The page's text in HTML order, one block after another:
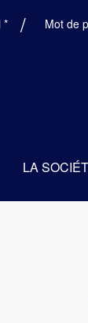
*ObligatoireMot de
LA